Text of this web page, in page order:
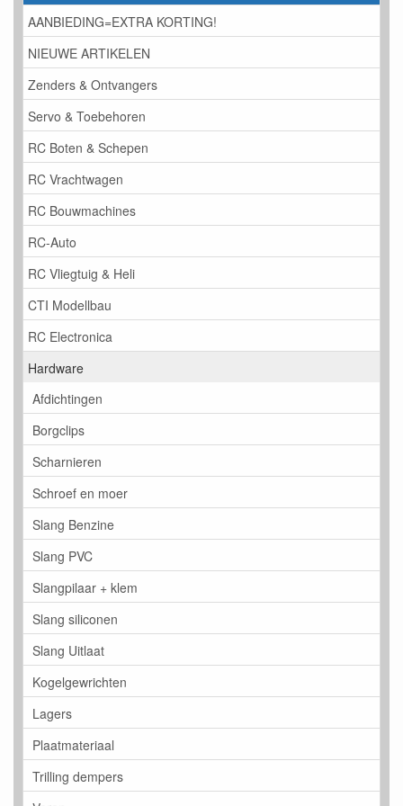
AANBIEDING=EXTRA KORTING!
NIEUWE ARTIKELEN
Zenders & Ontvangers
Servo & Toebehoren
RC Boten & Schepen
RC Vrachtwagen
RC Bouwmachines
RC-Auto
RC Vliegtuig & Heli
CTI Modellbau
RC Electronica
Hardware
Afdichtingen
Borgclips
Scharnieren
Schroef en moer
Slang Benzine
Slang PVC
Slangpilaar + klem
Slang siliconen
Slang Uitlaat
Kogelgewrichten
Lagers
Plaatmateriaal
Trilling dempers